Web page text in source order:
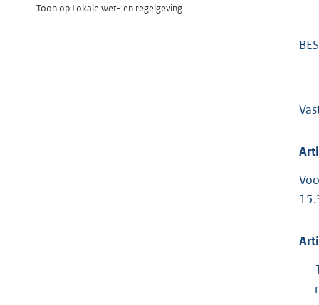
Toon op Lokale wet- en regelgeving